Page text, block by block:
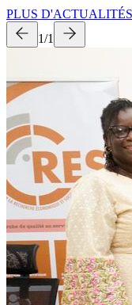
PLUS D'ACTUALITÉS
1/1